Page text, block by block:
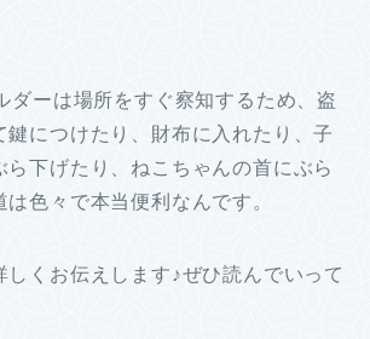
ダーは場所をすぐ察知するため、盗
鍵につけたり、財布に入れたり、子
ら下げたり、ねこちゃんの首にぶら
色々で本当便利なんです。
しくお伝えします♪ぜひ読んでいって